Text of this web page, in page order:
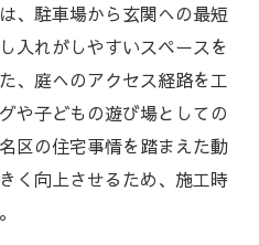
、駐車場から玄関への最短
入れがしやすいスペースを
、庭へのアクセス経路を工
や子どもの遊び場としての
区の住宅事情を踏まえた動
く向上させるため、施工時